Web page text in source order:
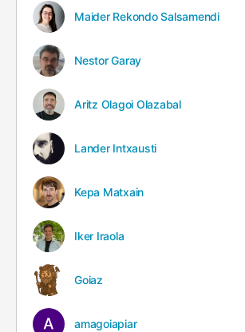
Maider Rekondo Salsamendi
Nestor Garay
Aritz Olagoi Olazabal
Lander Intxausti
Kepa Matxain
Iker Iraola
Goiaz
amagoiapiar